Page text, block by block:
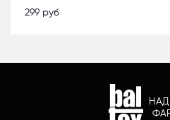
299 руб